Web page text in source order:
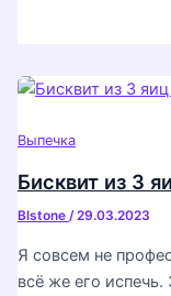
Выпечка
Бисквит из 3
Blstone /29.03.2023
Я совсем не
всё же его